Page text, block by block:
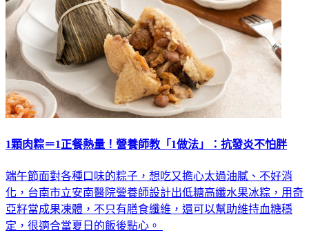
1顆肉粽＝1正餐熱量！營養師教「1做法」：抗發炎不怕胖
端午節面對各種口味的粽子，想吃又擔心太過油膩、不好消
化，台南市立安南醫院營養師設計出低糖高纖水果冰粽，用奇
亞籽當成果凍體，不只有膳食纖維，還可以幫助維持血糖穩
定，很適合當夏日的飯後點心。